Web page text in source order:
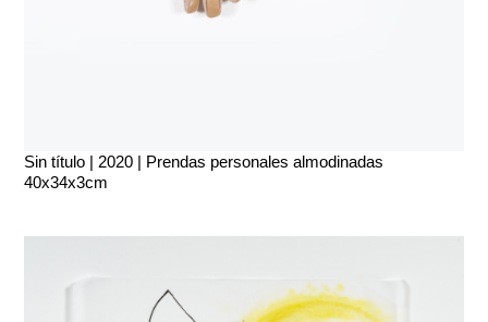
Sin título | 2020 | Prendas personales almodinadas
40x34x3cm